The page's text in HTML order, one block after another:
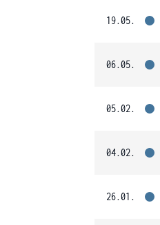
19.05.
06.05.
05.02.
04.02.
26.01.